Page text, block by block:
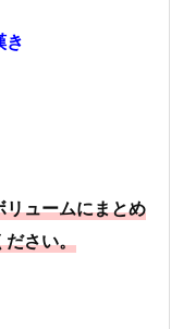
き
ュームにまとめ
ださい。